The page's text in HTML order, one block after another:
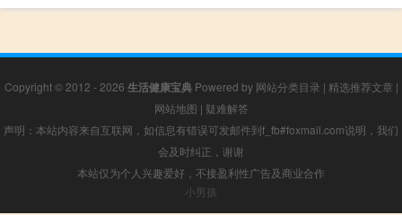
Copyright © 2012 - 2026 生活健康宝典Powered by 网站分类目录 | 精选推荐文章 |
网站地图 | 疑难解答
声明：本站内容来自互联网，如信息有错误可发邮件到f_fb#foxmail.com说明，我们
会及时纠正，谢谢
本站仅为个人兴趣爱好，不接盈利性广告及商业合作
小男孩